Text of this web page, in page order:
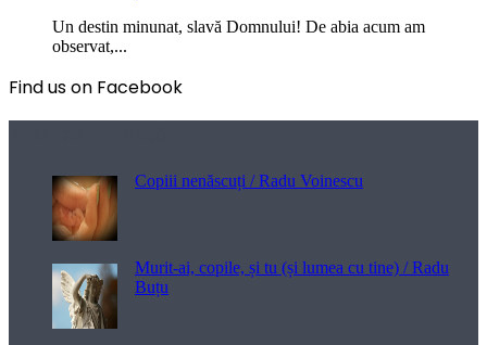
Un destin minunat, slavă Domnului! De abia acum am
observat,...
Find us on Facebook
Copiii nenăscuți / Radu Voinescu
Murit-ai, copile, și tu (și lumea cu tine) / Radu
Buțu